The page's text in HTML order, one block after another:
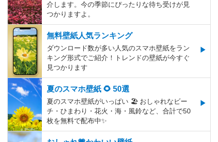
介します。今の季節にぴったりな待ち受けが見
つかりますよ。
無料壁紙人気ランキング
ダウンロード数が多い人気のスマホ壁紙をラン
キング形式でご紹介！トレンドの壁紙が今すぐ
見つかります
夏のスマホ壁紙 🌻 50選
夏のスマホ壁紙がいっぱい 🏖 おしゃれなビー
チ・ひまわり・花火・海・風鈴など、合計で50
枚を無料で配布中✨